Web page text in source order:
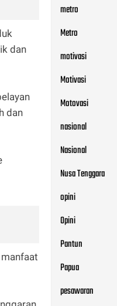
dan
dan
metro
Metro
motivasi
Motivasi
Motovasi
nasional
Nasional
Nusa Tenggara
opini
Opini
Pantun
Papua
pesawaran